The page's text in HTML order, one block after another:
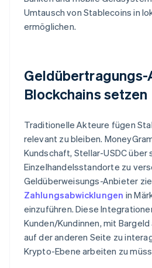
Umtausch von Stablecoins in
ermöglichen.
Geldübertragungs-
Blockchains setzen
Traditionelle Akteure fügen
relevant zu bleiben.
Kundschaft, Stellar-USDC
Einzelhandelsstandorte zu
Geldüberweisungs-Anbieter
Zahlungsabwicklungen in
einzuführen. Diese
Kunden/Kundinnen, mit
auf der anderen Seite zu
Krypto-Ebene arbeiten zu